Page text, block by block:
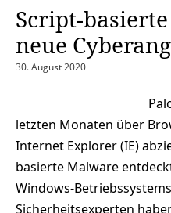
Script-
neue
30. August 2020
letzten Monaten über
Internet Explorer (IE)
basierte Malware
Windows-
Sicherheitsexperten